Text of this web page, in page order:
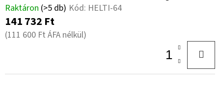
Raktáron (>5 db) Kód: HELTI-64
141 732 Ft
(111 600 Ft ÁFA nélkül)